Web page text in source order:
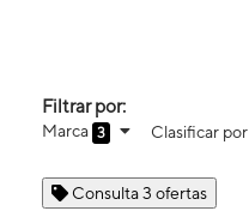
Filtrar por:
Marca 3 Clasificar por
Consulta 3 ofertas